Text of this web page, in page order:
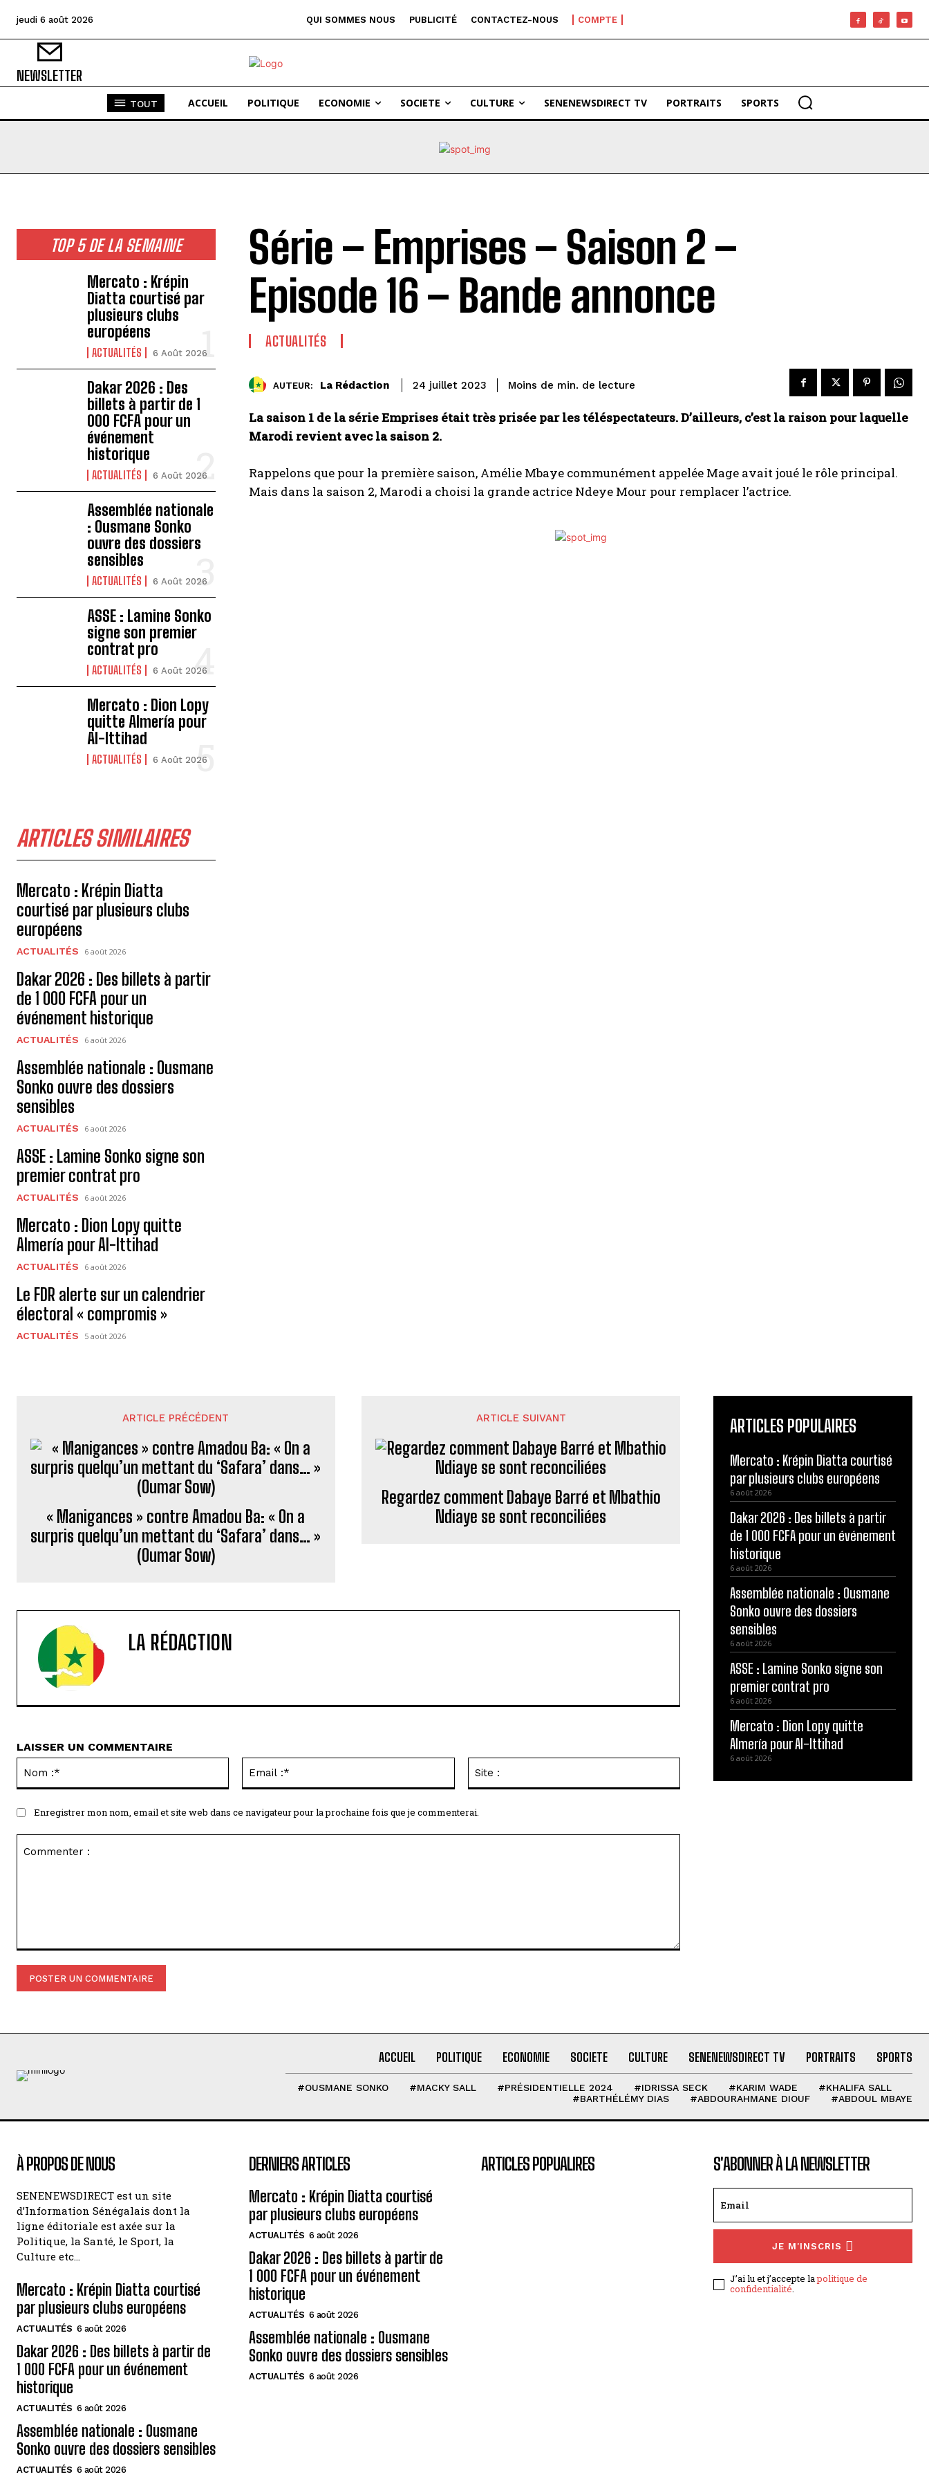
jeudi 6 août 2026 QUI SOMMES NOUS PUBLICITÉ CONTACTEZ-NOUS COMPTE
NEWSLETTER
TOUT ACCUEIL POLITIQUE ECONOMIE SOCIETE CULTURE SENENEWSDIRECT TV PORTRAITS SPORTS
TOP 5 DE LA SEMAINE
Mercato : Krépin
Diatta courtisé par
plusieurs clubs
européens
ACTUALITÉS 6 Août 2026
Dakar 2026 : Des
billets à partir de 1
000 FCFA pour un
événement
historique
ACTUALITÉS 6 Août 2026
Assemblée nationale
: Ousmane Sonko
ouvre des dossiers
sensibles
ACTUALITÉS 6 Août 2026
ASSE : Lamine Sonko
signe son premier
contrat pro
ACTUALITÉS 6 Août 2026
Mercato : Dion Lopy
quitte Almería pour
Al-Ittihad
ACTUALITÉS 6 Août 2026
ARTICLES SIMILAIRES
Mercato : Krépin Diatta
courtisé par plusieurs clubs
européens
ACTUALITÉS 6 août 2026
Dakar 2026 : Des billets à partir
de 1 000 FCFA pour un
événement historique
ACTUALITÉS 6 août 2026
Assemblée nationale : Ousmane
Sonko ouvre des dossiers
sensibles
ACTUALITÉS 6 août 2026
ASSE : Lamine Sonko signe son
premier contrat pro
ACTUALITÉS 6 août 2026
Mercato : Dion Lopy quitte
Almería pour Al-Ittihad
ACTUALITÉS 6 août 2026
Le FDR alerte sur un calendrier
électoral « compromis »
ACTUALITÉS 5 août 2026
Série – Emprises – Saison 2 –
Episode 16 – Bande annonce
ACTUALITÉS
AUTEUR: La Rédaction 24 juillet 2023 Moins de min. de lecture
La saison 1 de la série Emprises était très prisée par les téléspectateurs. D’ailleurs, c’est la raison pour laquelle
Marodi revient avec la saison 2.
Rappelons que pour la première saison, Amélie Mbaye communément appelée Mage avait joué le rôle principal.
Mais dans la saison 2, Marodi a choisi la grande actrice Ndeye Mour pour remplacer l’actrice.
ARTICLE PRÉCÉDENT
« Manigances » contre Amadou Ba: « On a
surpris quelqu’un mettant du ‘Safara’ dans… »
(Oumar Sow)
ARTICLE SUIVANT
Regardez comment Dabaye Barré et Mbathio
Ndiaye se sont reconciliées
LA RÉDACTION
LAISSER UN COMMENTAIRE
Enregistrer mon nom, email et site web dans ce navigateur pour la prochaine fois que je commenterai.
ARTICLES POPULAIRES
Mercato : Krépin Diatta courtisé
par plusieurs clubs européens
6 août 2026
Dakar 2026 : Des billets à partir
de 1 000 FCFA pour un événement
historique
6 août 2026
Assemblée nationale : Ousmane
Sonko ouvre des dossiers
sensibles
6 août 2026
ASSE : Lamine Sonko signe son
premier contrat pro
6 août 2026
Mercato : Dion Lopy quitte
Almería pour Al-Ittihad
6 août 2026
ACCUEIL POLITIQUE ECONOMIE SOCIETE CULTURE SENENEWSDIRECT TV PORTRAITS SPORTS
#OUSMANE SONKO #MACKY SALL #PRÉSIDENTIELLE 2024 #IDRISSA SECK #KARIM WADE
#KHALIFA SALL
#BARTHÉLÉMY DIAS
#ABDOURAHMANE DIOUF #ABDOUL MBAYE
À PROPOS DE NOUS
SENENEWSDIRECT est un site
d’Information Sénégalais dont la
ligne éditoriale est axée sur la
Politique, la Santé, le Sport, la
Culture etc…
Mercato : Krépin Diatta courtisé
par plusieurs clubs européens
ACTUALITÉS 6 août 2026
Dakar 2026 : Des billets à partir de
1 000 FCFA pour un événement
historique
ACTUALITÉS 6 août 2026
Assemblée nationale : Ousmane
Sonko ouvre des dossiers sensibles
ACTUALITÉS 6 août 2026
DERNIERS ARTICLES
Mercato : Krépin Diatta courtisé
par plusieurs clubs européens
ACTUALITÉS 6 août 2026
Dakar 2026 : Des billets à partir de
1 000 FCFA pour un événement
historique
ACTUALITÉS 6 août 2026
Assemblée nationale : Ousmane
Sonko ouvre des dossiers sensibles
ACTUALITÉS 6 août 2026
ARTICLES POPUALIRES S'ABONNER À LA NEWSLETTER
JE M'INSCRIS
J’ai lu et j’accepte lapolitique de
confidentialité.